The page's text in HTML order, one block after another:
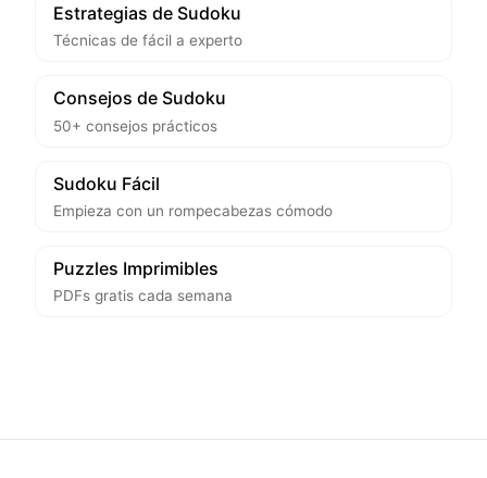
Estrategias de Sudoku
Técnicas de fácil a experto
Consejos de Sudoku
50+ consejos prácticos
Sudoku Fácil
Empieza con un rompecabezas cómodo
Puzzles Imprimibles
PDFs gratis cada semana